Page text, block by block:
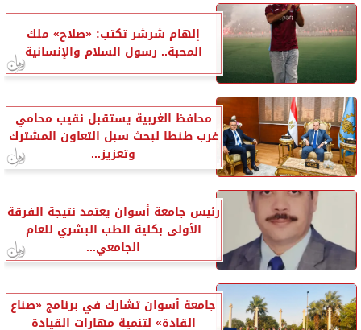
إلهام شرشر تكتب: «صلاح» ملك
المحبة.. رسول السلام والإنسانية
محافظ الغربية يستقبل نقيب محامي
غرب طنطا لبحث سبل التعاون المشترك
وتعزيز...
رئيس جامعة أسوان يعتمد نتيجة الفرقة
الأولى بكلية الطب البشري للعام
الجامعي...
جامعة أسوان تشارك في برنامج «صناع
القادة» لتنمية مهارات القيادة